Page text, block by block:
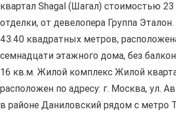
квартал Shagal (Шагал) стоимостью 23
отделки, от девелопера Группа
43.40 квадратных метров,
семнадцати этажного дома, без
16 кв.м. Жилой комплекс Жилой
расположен по адресу: г. Москва, ул.
в районе Даниловский рядом с метро